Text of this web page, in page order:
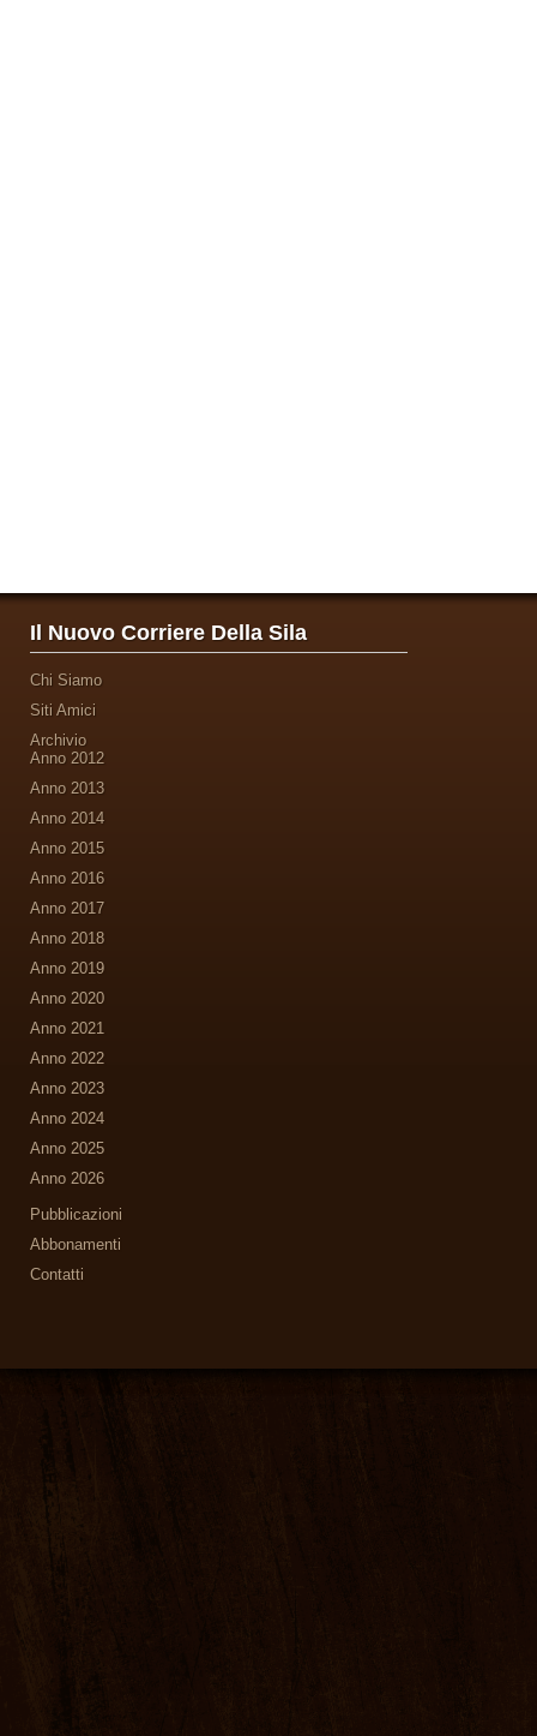
Il Nuovo Corriere Della Sila
Chi Siamo
Siti Amici
Archivio
Anno 2012
Anno 2013
Anno 2014
Anno 2015
Anno 2016
Anno 2017
Anno 2018
Anno 2019
Anno 2020
Anno 2021
Anno 2022
Anno 2023
Anno 2024
Anno 2025
Anno 2026
Pubblicazioni
Abbonamenti
Contatti